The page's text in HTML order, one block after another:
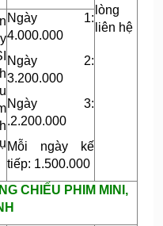
lòng
liên hệ
Ngày 1:
4.000.000
Ngày 2:
3.200.000
Ngày 3:
.2.200.000
Mỗi ngày kế
tiếp: 1.500.000
CHIẾU PHIM MINI,